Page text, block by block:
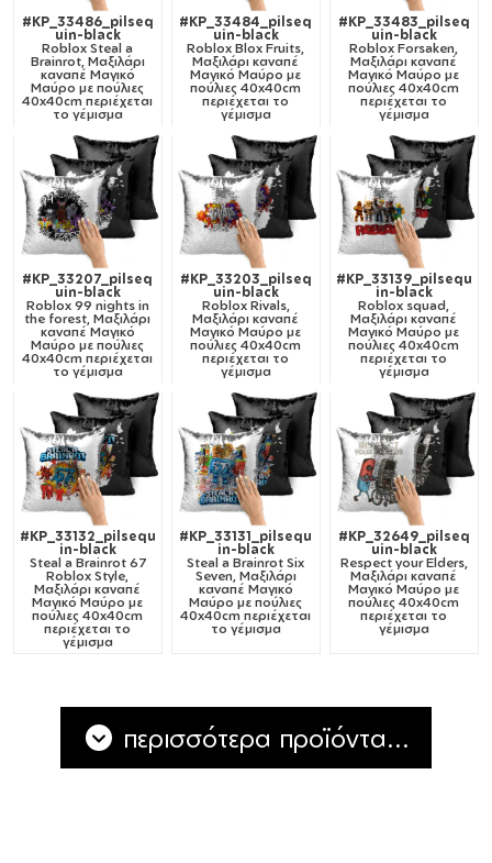
#KP_33486_pilseq
uin-black
Roblox Steal a
Brainrot, Μαξιλάρι
καναπέ Μαγικό
Μαύρο με πούλιες
40x40cm περιέχεται
το γέμισμα
#KP_33484_pilseq
uin-black
Roblox Blox Fruits,
Μαξιλάρι καναπέ
Μαγικό Μαύρο με
πούλιες 40x40cm
περιέχεται το
γέμισμα
#KP_33483_pilseq
uin-black
Roblox Forsaken,
Μαξιλάρι καναπέ
Μαγικό Μαύρο με
πούλιες 40x40cm
περιέχεται το
γέμισμα
#KP_33207_pilseq
uin-black
Roblox 99 nights in
the forest, Μαξιλάρι
καναπέ Μαγικό
Μαύρο με πούλιες
40x40cm περιέχεται
το γέμισμα
#KP_33203_pilseq
uin-black
Roblox Rivals,
Μαξιλάρι καναπέ
Μαγικό Μαύρο με
πούλιες 40x40cm
περιέχεται το
γέμισμα
#KP_33139_pilsequ
in-black
Roblox squad,
Μαξιλάρι καναπέ
Μαγικό Μαύρο με
πούλιες 40x40cm
περιέχεται το
γέμισμα
#KP_33132_pilsequ
in-black
Steal a Brainrot 67
Roblox Style,
Μαξιλάρι καναπέ
Μαγικό Μαύρο με
πούλιες 40x40cm
περιέχεται το
γέμισμα
#KP_33131_pilsequ
in-black
Steal a Brainrot Six
Seven, Μαξιλάρι
καναπέ Μαγικό
Μαύρο με πούλιες
40x40cm περιέχεται
το γέμισμα
#KP_32649_pilseq
uin-black
Respect your Elders,
Μαξιλάρι καναπέ
Μαγικό Μαύρο με
πούλιες 40x40cm
περιέχεται το
γέμισμα
περισσότερα προϊόντα...